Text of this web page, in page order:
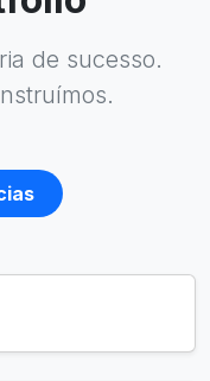
de sucesso.